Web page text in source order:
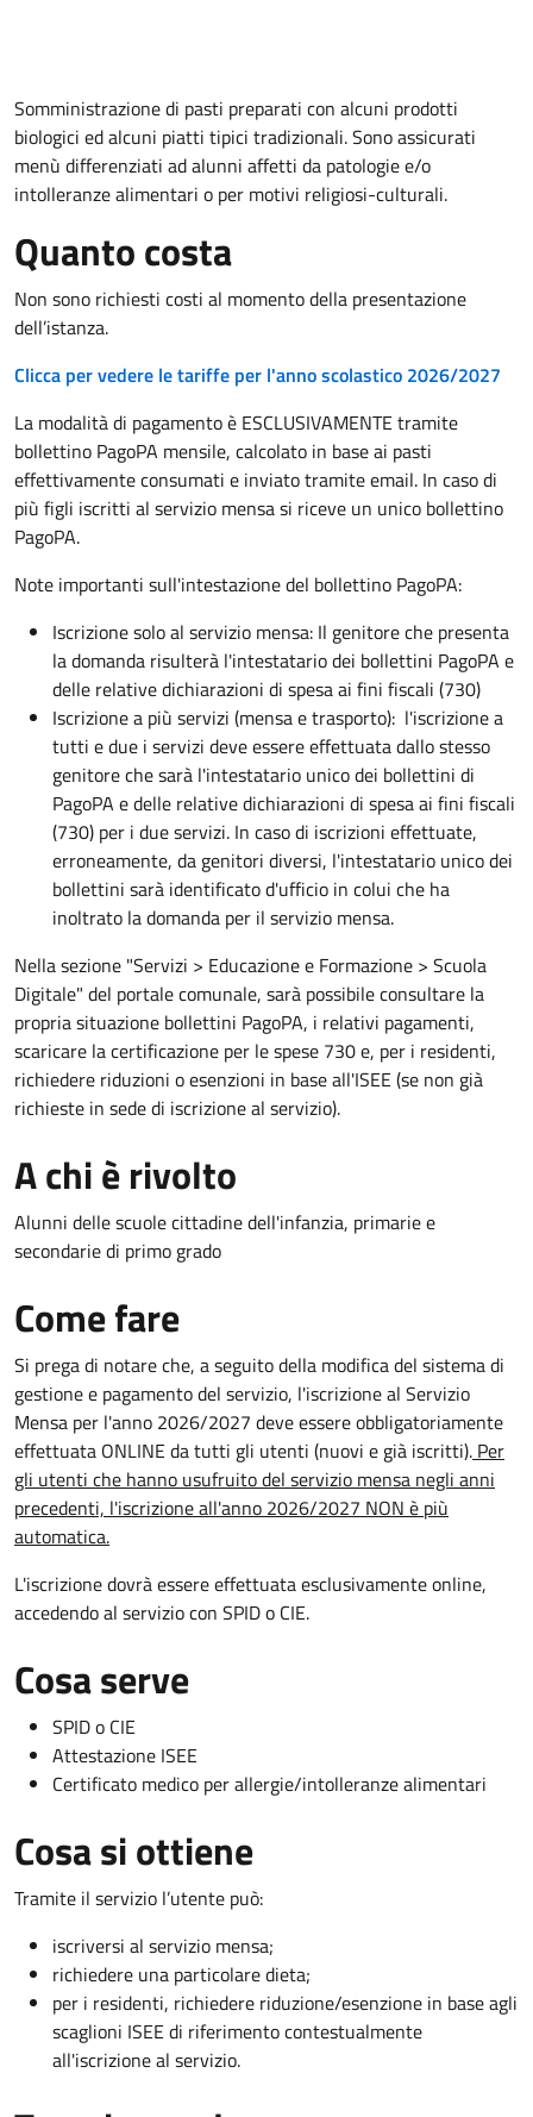
Somministrazione di pasti preparati con alcuni prodotti
biologici ed alcuni piatti tipici tradizionali. Sono assicurati
menù differenziati ad alunni affetti da patologie e/o
intolleranze alimentari o per motivi religiosi-culturali.
Quanto costa
Non sono richiesti costi al momento della presentazione
dell’istanza.
Clicca per vedere le tariffe per l'anno scolastico 2026/2027
La modalità di pagamento è ESCLUSIVAMENTE tramite
bollettino PagoPA mensile, calcolato in base ai pasti
effettivamente consumati e inviato tramite email. In caso di
più figli iscritti al servizio mensa si riceve un unico bollettino
PagoPA.
Note importanti sull'intestazione del bollettino PagoPA:
Iscrizione solo al servizio mensa: Il genitore che presenta
la domanda risulterà l'intestatario dei bollettini PagoPA e
delle relative dichiarazioni di spesa ai fini fiscali (730)
Iscrizione a più servizi (mensa e trasporto): l'iscrizione a
tutti e due i servizi deve essere effettuata dallo stesso
genitore che sarà l'intestatario unico dei bollettini di
PagoPA e delle relative dichiarazioni di spesa ai fini fiscali
(730) per i due servizi. In caso di iscrizioni effettuate,
erroneamente, da genitori diversi, l'intestatario unico dei
bollettini sarà identificato d'ufficio in colui che ha
inoltrato la domanda per il servizio mensa.
Nella sezione "Servizi > Educazione e Formazione > Scuola
Digitale" del portale comunale, sarà possibile consultare la
propria situazione bollettini PagoPA, i relativi pagamenti,
scaricare la certificazione per le spese 730 e, per i residenti,
richiedere riduzioni o esenzioni in base all'ISEE (se non già
richieste in sede di iscrizione al servizio).
A chi è rivolto
Alunni delle scuole cittadine dell'infanzia, primarie e
secondarie di primo grado
Come fare
Si prega di notare che, a seguito della modifica del sistema di
gestione e pagamento del servizio, l'iscrizione al Servizio
Mensa per l'anno 2026/2027 deve essere obbligatoriamente
effettuata ONLINE da tutti gli utenti (nuovi e già iscritti). Per
gli utenti che hanno usufruito del servizio mensa negli anni
precedenti, l'iscrizione all'anno 2026/2027 NON è più
automatica.
L'iscrizione dovrà essere effettuata esclusivamente online,
accedendo al servizio con SPID o CIE.
Cosa serve
SPID o CIE
Attestazione ISEE
Certificato medico per allergie/intolleranze alimentari
Cosa si ottiene
Tramite il servizio l’utente può:
iscriversi al servizio mensa;
richiedere una particolare dieta;
per i residenti, richiedere riduzione/esenzione in base agli
scaglioni ISEE di riferimento contestualmente
all'iscrizione al servizio.